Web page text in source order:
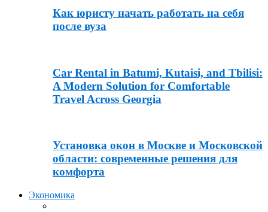
Как юристу начать работать на себя
после вуза
Car Rental in Batumi, Kutaisi, and Tbilisi:
A Modern Solution for Comfortable
Travel Across Georgia
Установка окон в Москве и Московской
области: современные решения для
комфорта
Экономика